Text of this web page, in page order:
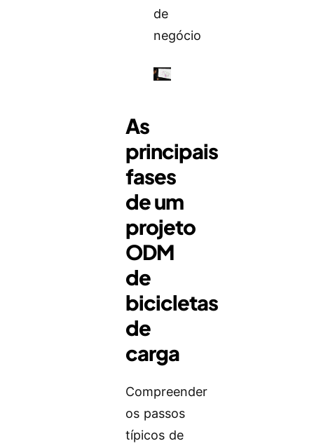
de
negócio
As
principais
fases
de um
projeto
ODM
de
bicicletas
de
carga
Compreender
os passos
típicos de